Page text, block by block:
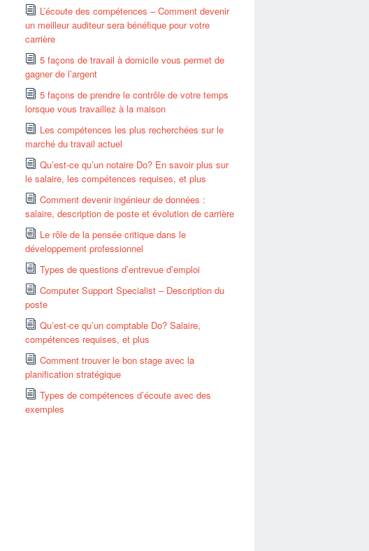
L’écoute des compétences – Comment devenir
un meilleur auditeur sera bénéfique pour votre
carrière
5 façons de travail à domicile vous permet de
gagner de l’argent
5 façons de prendre le contrôle de votre temps
lorsque vous travaillez à la maison
Les compétences les plus recherchées sur le
marché du travail actuel
Qu’est-ce qu’un notaire Do? En savoir plus sur
le salaire, les compétences requises, et plus
Comment devenir ingénieur de données :
salaire, description de poste et évolution de carrière
Le rôle de la pensée critique dans le
développement professionnel
Types de questions d’entrevue d’emploi
Computer Support Specialist – Description du
poste
Qu’est-ce qu’un comptable Do? Salaire,
compétences requises, et plus
Comment trouver le bon stage avec la
planification stratégique
Types de compétences d’écoute avec des
exemples